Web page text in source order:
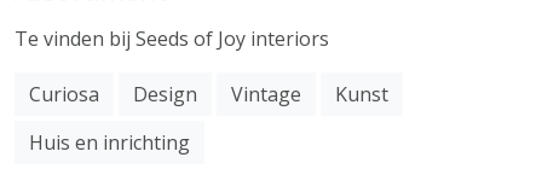
Te vinden bij Seeds of Joy interiors
Curiosa Design Vintage
Kunst
Huis en inrichting